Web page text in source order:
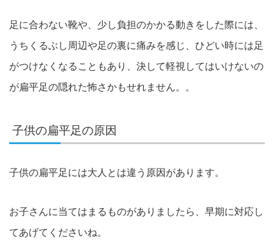
足に合わない靴や、少し負担のかかる動きをした際には、
うちくるぶし周辺や足の裏に痛みを感じ、ひどい時には足
がつけなくなることもあり、決して軽視してはいけないの
が扁平足の隠れた怖さかもせれません。。
子供の扁平足の原因
子供の扁平足には大人とは違う原因があります。
お子さんに当てはまるものがありましたら、早期に対応し
てあげてくださいね。